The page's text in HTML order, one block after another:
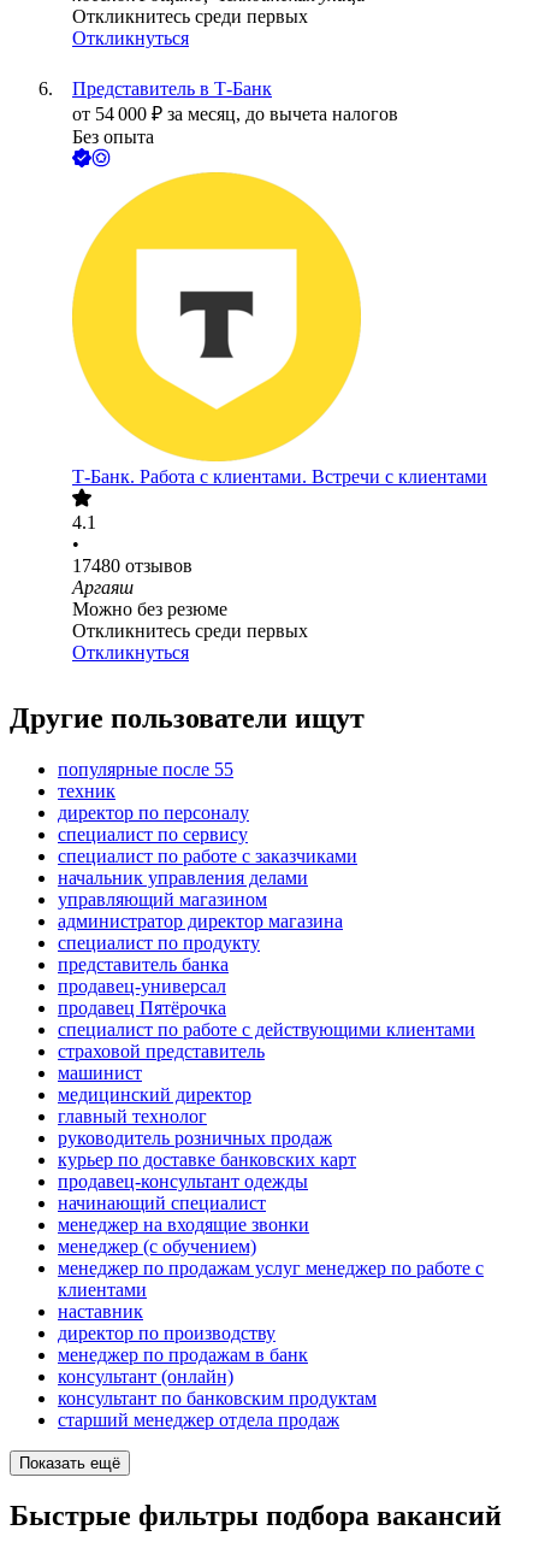
Откликнитесь среди первых
Откликнуться
Представитель в Т-Банк
от 54 000 ₽ за месяц, до вычета налогов
Без опыта
Т-Банк. Работа с клиентами. Встречи с клиентами
4.1
•
17480 отзывов
Аргаяш
Можно без резюме
Откликнитесь среди первых
Откликнуться
Другие пользователи ищут
популярные после 55
техник
директор по персоналу
специалист по сервису
специалист по работе с заказчиками
начальник управления делами
управляющий магазином
администратор директор магазина
специалист по продукту
представитель банка
продавец-универсал
продавец Пятёрочка
специалист по работе с действующими клиентами
страховой представитель
машинист
медицинский директор
главный технолог
руководитель розничных продаж
курьер по доставке банковских карт
продавец-консультант одежды
начинающий специалист
менеджер на входящие звонки
менеджер (с обучением)
менеджер по продажам услуг менеджер по работе с
клиентами
наставник
директор по производству
менеджер по продажам в банк
консультант (онлайн)
консультант по банковским продуктам
старший менеджер отдела продаж
Показать ещё
Быстрые фильтры подбора вакансий